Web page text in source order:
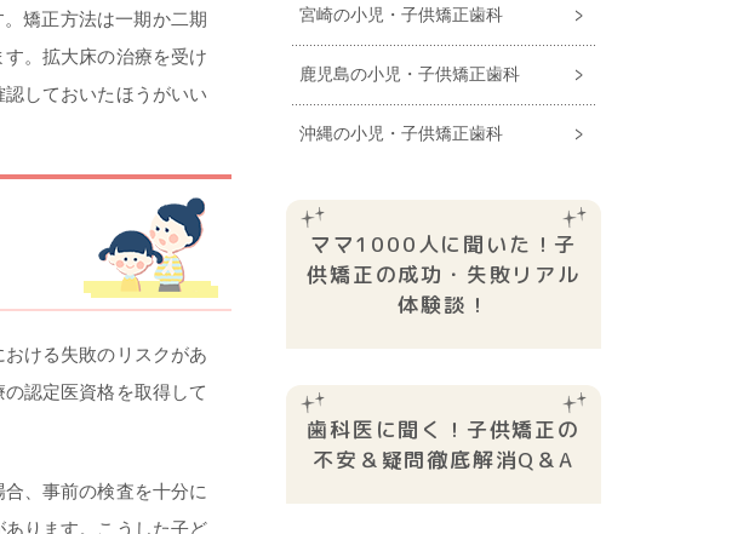
矯正方法は一期か二期
。拡大床の治療を受け
しておいたほうがいい
ける失敗のリスクがあ
認定医資格を取得して
、事前の検査を十分に
ります。こうした子ど
宮崎の小児・子供矯正歯科
鹿児島の小児・子供矯正歯科
沖縄の小児・子供矯正歯科
ママ1000人に聞いた！子
供矯正の成功・失敗リアル
体験談！
歯科医に聞く！子供矯正の
不安＆疑問徹底解消Q＆A